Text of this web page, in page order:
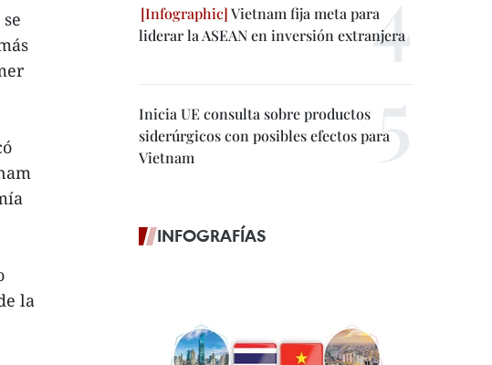
la
Vietnam fija meta para
liderar la ASEAN en inversión extranjera
Inicia UE consulta sobre productos
siderúrgicos con posibles efectos para
Vietnam
INFOGRAFÍAS